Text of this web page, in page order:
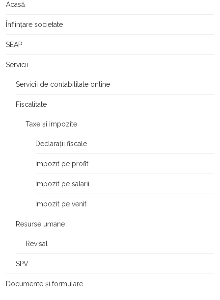
Acasă
Înființare societate
SEAP
Servicii
Servicii de contabilitate online
Fiscalitate
Taxe și impozite
Declarații fiscale
Impozit pe profit
Impozit pe salarii
Impozit pe venit
Resurse umane
Revisal
SPV
Documente și formulare